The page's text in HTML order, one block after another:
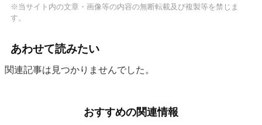
※当サイト内の文章・画像等の内容の無断転載及び複製等を禁じま
す。
あわせて読みたい
関連記事は見つかりませんでした。
おすすめの関連情報